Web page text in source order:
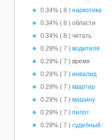
0.34% ( 8 )наркотика
0.34% ( 8 ) области
0.34% ( 8 ) читать
0.29% ( 7 )водителя
0.29% ( 7 ) время
0.29% ( 7 )инвалид
0.29% ( 7 )квартир
0.29% ( 7 )машину
0.29% ( 7 )пилот
0.29% ( 7 )судебный